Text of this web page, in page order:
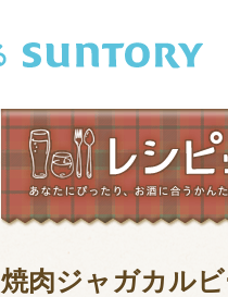
和食 洋食
焼肉ジャガカル